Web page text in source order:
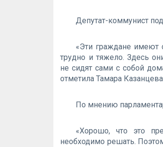
Депутат-коммунист
«Эти граждане имеют
трудно и тяжело. Здесь
не сидят сами с собой
отметила Тамара
По мнению
«Хорошо, что это
необходимо решать.